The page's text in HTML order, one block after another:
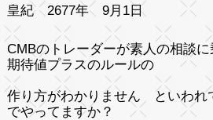
皇紀 2677年 9月1日
CMBのトレーダーが素人の相談
期待値プラスのルールの
作り方がわかりません といわれ
でやってますか？